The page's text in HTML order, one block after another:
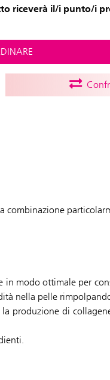
riceverà il/i punto/i
combinazione
in modo ottimale per
nella pelle
produzione di